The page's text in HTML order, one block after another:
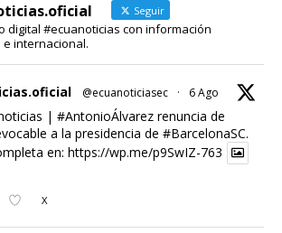
Seguir
digital #ecuanoticias con información
internacional.
@ecuanoticiasec · 6 Ago
| #AntonioÁlvarezrenuncia de
a la presidencia de #BarcelonaSC.
en: https://wp.me/p9SwIZ-763
X